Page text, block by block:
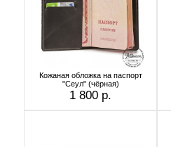
Кожаная обложка на паспорт
"Сеул" (чёрная)
1 800 р.